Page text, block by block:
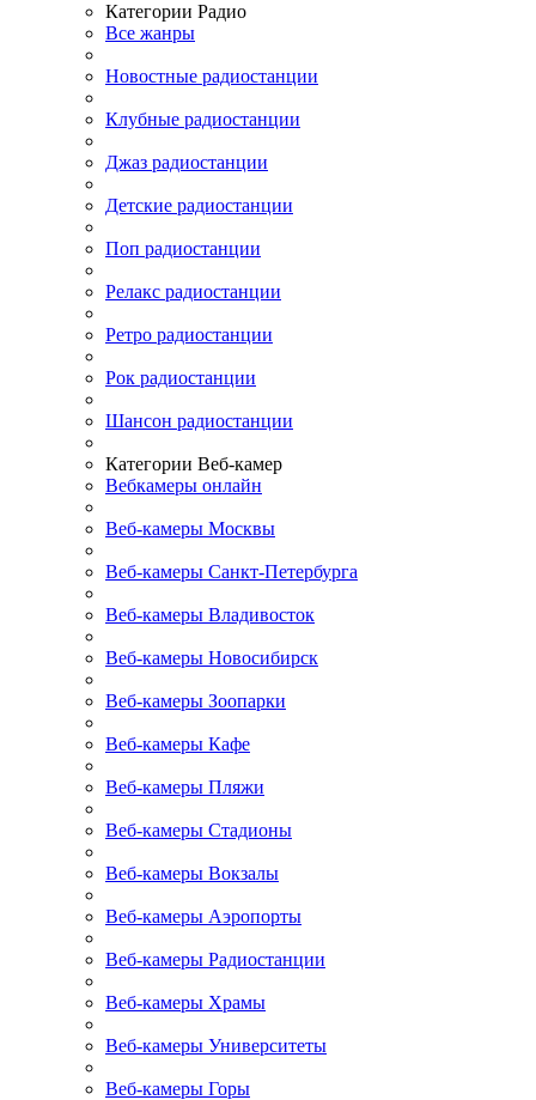
Категории Радио
Все жанры
Новостные радиостанции
Клубные радиостанции
Джаз радиостанции
Детские радиостанции
Поп радиостанции
Релакс радиостанции
Ретро радиостанции
Рок радиостанции
Шансон радиостанции
Категории Веб-камер
Вебкамеры онлайн
Веб-камеры Москвы
Веб-камеры Санкт-Петербурга
Веб-камеры Владивосток
Веб-камеры Новосибирск
Веб-камеры Зоопарки
Веб-камеры Кафе
Веб-камеры Пляжи
Веб-камеры Стадионы
Веб-камеры Вокзалы
Веб-камеры Аэропорты
Веб-камеры Радиостанции
Веб-камеры Храмы
Веб-камеры Университеты
Веб-камеры Горы